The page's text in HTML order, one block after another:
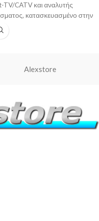
TV/CATV και αναλυτής
κατασκευασμένο στην
από την Emitor AB. Η
Alexstore